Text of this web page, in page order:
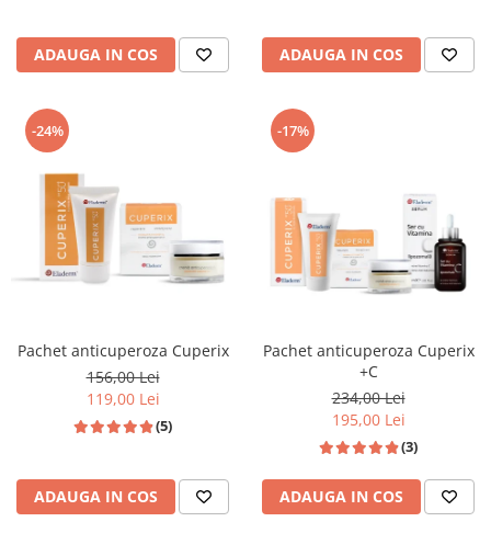
ADAUGA IN COS ADAUGA IN COS
-24%
Pachet anticuperoza Cuperix
156,00 Lei
119,00 Lei
(5)
ADAUGA IN COS
-17%
Pachet anticuperoza Cuperix
+C
234,00 Lei
195,00 Lei
(3)
ADAUGA IN COS